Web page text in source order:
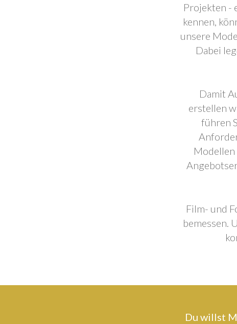
Projekten -
kennen,
unsere
Dabei
Damit
erstellen
führen
Film- und
bemessen.
Du willst